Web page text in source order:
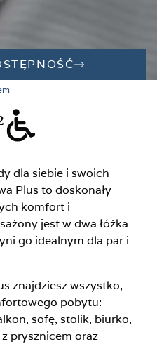
dla
dla siebie i swoich
Plus to doskonały
komfort i
jest w dwa łóżka
go idealnym dla par i
znajdziesz wszystko,
pobytu:
sofę, stolik, biurko,
prysznicem oraz